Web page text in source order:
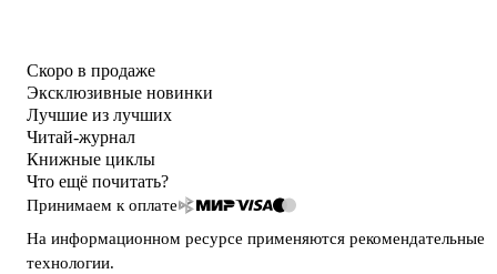
Скоро в продаже
Эксклюзивные новинки
Лучшие из лучших
Читай-журнал
Книжные циклы
Что ещё почитать?
Принимаем к оплате
На информационном ресурсе применяются рекомендательные
технологии.